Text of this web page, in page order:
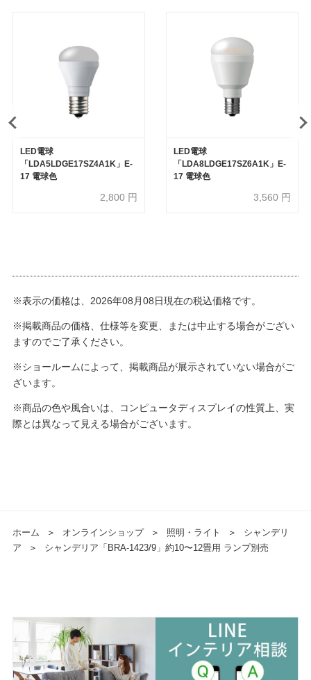
LED電球
「LDA5LDGE17SZ4A1K」E-
17 電球色
2,800 円
LED電球
「LDA8LDGE17SZ6A1K」E-
17 電球色
3,560 円
※表示の価格は、2026年08月08日現在の税込価格です。
※掲載商品の価格、仕様等を変更、または中止する場合がござい
ますのでご了承ください。
※ショールームによって、掲載商品が展示されていない場合がご
ざいます。
※商品の色や風合いは、コンピュータディスプレイの性質上、実
際とは異なって見える場合がございます。
ホーム ＞ オンラインショップ ＞ 照明・ライト ＞
シャンデリ
ア
＞ シャンデリア「BRA-1423/9」約10〜12畳用 ランプ別売